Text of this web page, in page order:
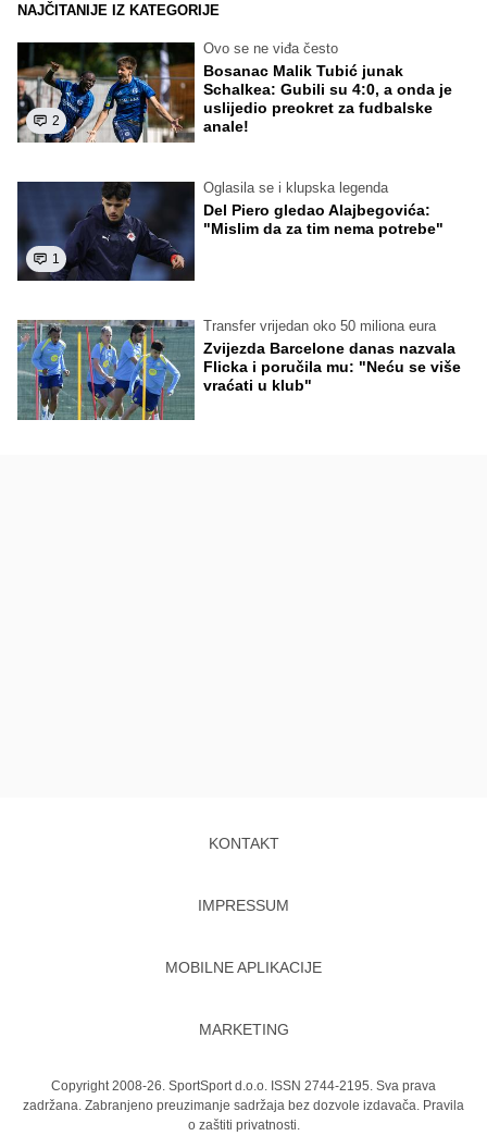
NAJČITANIJE IZ KATEGORIJE
2
Ovo se ne viđa često
Bosanac Malik Tubić junak
Schalkea: Gubili su 4:0, a onda je
uslijedio preokret za fudbalske
anale!
1
Oglasila se i klupska legenda
Del Piero gledao Alajbegovića:
"Mislim da za tim nema potrebe"
Transfer vrijedan oko 50 miliona eura
Zvijezda Barcelone danas nazvala
Flicka i poručila mu: "Neću se više
vraćati u klub"
KONTAKT
IMPRESSUM
MOBILNE APLIKACIJE
MARKETING
Copyright 2008-26. SportSport d.o.o. ISSN 2744-2195. Sva prava
zadržana. Zabranjeno preuzimanje sadržaja bez dozvole izdavača. Pravila
o zaštiti privatnosti.